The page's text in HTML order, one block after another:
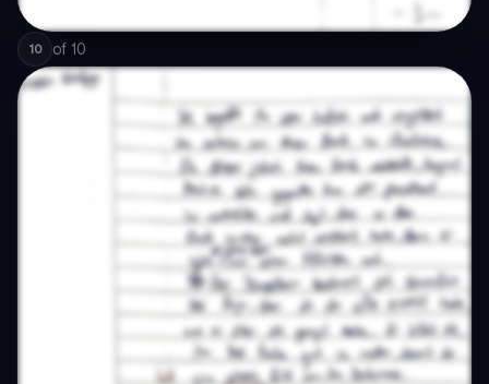
10 of 10